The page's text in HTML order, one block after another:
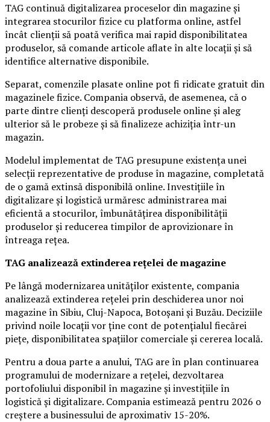
TAG continuă digitalizarea proceselor din magazine și
integrarea stocurilor fizice cu platforma online, astfel
încât clienții să poată verifica mai rapid disponibilitatea
produselor, să comande articole aflate în alte locații și să
identifice alternative disponibile.
Separat, comenzile plasate online pot fi ridicate gratuit din
magazinele fizice. Compania observă, de asemenea, că o
parte dintre clienți descoperă produsele online și aleg
ulterior să le probeze și să finalizeze achiziția într-un
magazin.
Modelul implementat de TAG presupune existența unei
selecții reprezentative de produse în magazine, completată
de o gamă extinsă disponibilă online. Investițiile în
digitalizare și logistică urmăresc administrarea mai
eficientă a stocurilor, îmbunătățirea disponibilității
produselor și reducerea timpilor de aprovizionare în
întreaga rețea.
TAG analizează extinderea rețelei de magazine
Pe lângă modernizarea unităților existente, compania
analizează extinderea rețelei prin deschiderea unor noi
magazine în Sibiu, Cluj-Napoca, Botoșani și Buzău. Deciziile
privind noile locații vor ține cont de potențialul fiecărei
piețe, disponibilitatea spațiilor comerciale și cererea locală.
Pentru a doua parte a anului, TAG are în plan continuarea
programului de modernizare a rețelei, dezvoltarea
portofoliului disponibil în magazine și investițiile în
logistică și digitalizare. Compania estimează pentru 2026 o
creștere a businessului de aproximativ 15-20%.